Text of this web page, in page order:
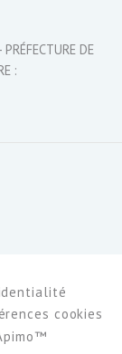
DE
:
cookies